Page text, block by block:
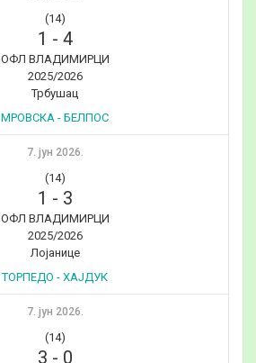
(14)
1 - 4
ОФЛ ВЛАДИМИРЦИ
2025/2026
Трбушац
МРОВСКА - БЕЛПОС
7. јун 2026.
(14)
1 - 3
ОФЛ ВЛАДИМИРЦИ
2025/2026
Лојанице
ТОРПЕДО - ХАЈДУК
7. јун 2026.
(14)
3 - 0